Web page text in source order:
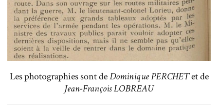
Les photographies sont deDominique PERCHETet de
Jean-François LOBREAU